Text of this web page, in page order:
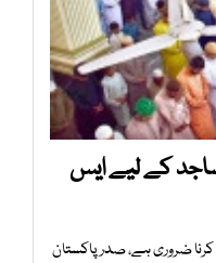
کے لیے ایس
کرنا ضروری ہے، صدر پاکستان